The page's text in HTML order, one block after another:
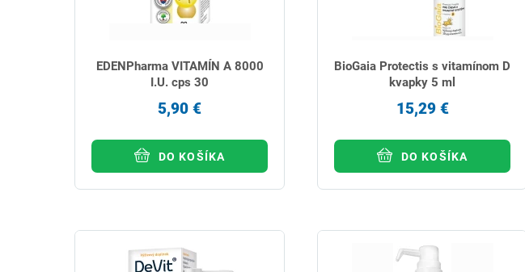
EDENPharma VITAMÍN A 8000
I.U. cps 30
5,90 €
DO KOŠÍKA
BioGaia Protectis s vitamínom D
kvapky 5 ml
15,29 €
DO KOŠÍKA